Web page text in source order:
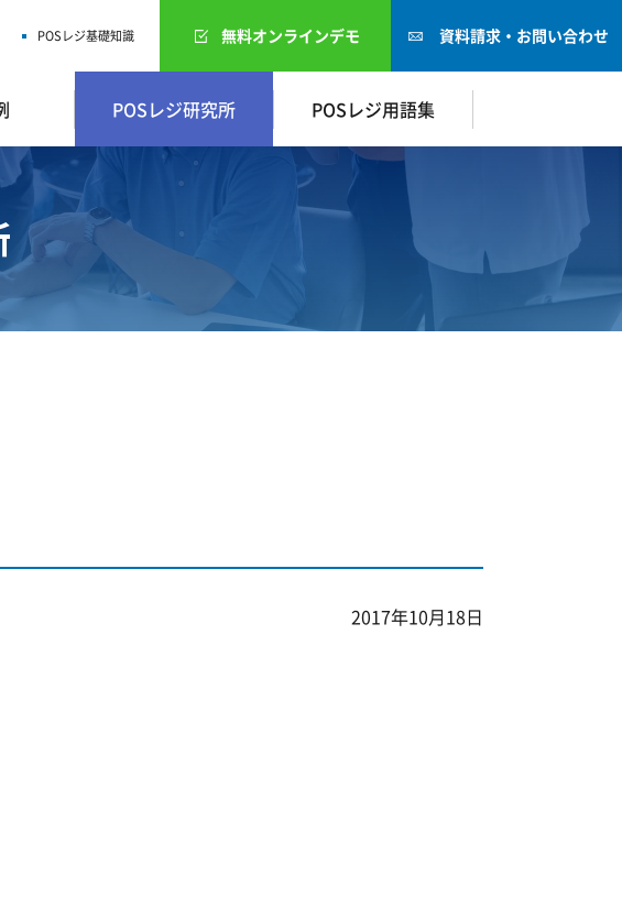
POSレジ基礎知識 無料オンラインデモ 資料請求・お問い合わせ
POSレジ研究所 POSレジ用語集
2017年10月18日